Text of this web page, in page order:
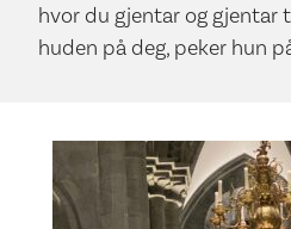
hvor du gjentar og gjentar
huden på deg, peker hun